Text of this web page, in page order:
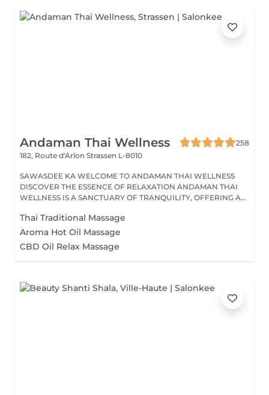
Andaman Thai Wellness
258
182, Route d'Arlon Strassen L-8010
SAWASDEE KA WELCOME TO ANDAMAN THAI WELLNESS
DISCOVER THE ESSENCE OF RELAXATION ANDAMAN THAI
WELLNESS IS A SANCTUARY OF TRANQUILITY, OFFERING A
Thai Traditional Massage
Aroma Hot Oil Massage
CBD Oil Relax Massage